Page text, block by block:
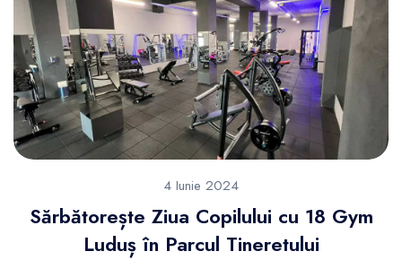
4 Iunie 2024
Sărbătorește Ziua Copilului cu 18 Gym
Luduș în Parcul Tineretului